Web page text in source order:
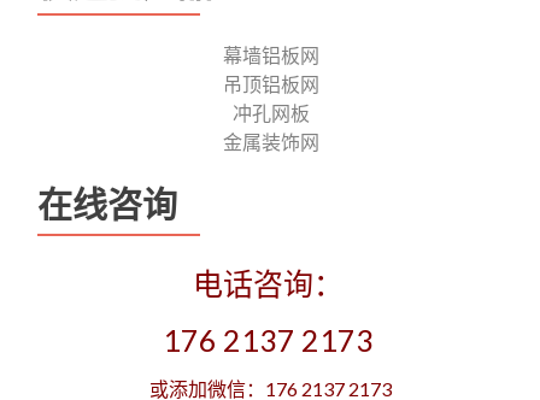
幕墙铝板网
吊顶铝板网
冲孔网板
金属装饰网
在线咨询
电话咨询：
176 2137 2173
或添加微信：176 2137 2173